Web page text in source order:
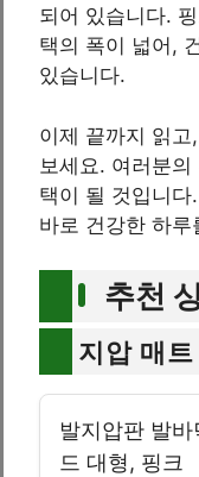
되어 있습니다.
택의 폭이 넓어,
있습니다.
이제 끝까지 읽
보세요. 여러분
택이 될 것입니
바로 건강한 하루
추천
지압 매
발지압판 발
드 대형, 핑크